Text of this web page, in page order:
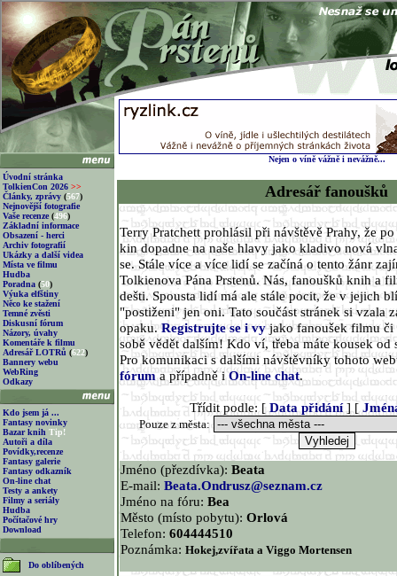
Úvodní stránka
TolkienCon 2026 >>
Články, zprávy (567)
Nejnovější fotografie
Vaše recenze (496)
Základní informace
Obsazení - herci
Archiv fotografií
Ukázky a další videa
Místa ve filmu
Hudba
Poradna (50)
Výuka elfštiny
Něco ke stažení
Temné zvěsti
Diskusní fórum
Názory, úvahy
Komentáře k filmu
Adresář LOTRů (622)
Bannery webu
WebRing
Odkazy
Kdo jsem já ...
Fantasy novinky
Bazar knih Tip!
Autoři a díla
Povídky,recenze
Fantasy galerie
Fantasy odkazník
On-line chat
Testy a ankety
Filmy a seriály
Hudba
Počítačové hry
Download
Do oblíbených
Nejen o víně vážně i nevážně...
Adresář fanoušků
Terry Pratchett prohlásil při návštěvě Prahy, že
kin dopadne na naše hlavy jako kladivo nová
se. Stále více a více lidí se začíná o tento žánr
Tolkienova Pána Prstenů. Nás, fanoušků knih a
dešti. Spousta lidí má ale stále pocit, že v jejich
"postiženi" jen oni. Tato součást stránek si vzala
opaku.Registrujte se i vyjako fanoušek filmu či
sobě vědět dalším! Kdo ví, třeba máte kousek od
Pro komunikaci s dalšími návštěvníky tohoto
fóruma případně iOn-line chat.
Třídit podle: [ Data přidání] [
Pouze z města:
Jméno (přezdívka): Beata
E-mail: Beata.Ondrusz@seznam.cz
Jméno na fóru: Bea
Město (místo pobytu): Orlová
Telefon: 604444510
Poznámka: Hokej,zvířata a Viggo Mortensen